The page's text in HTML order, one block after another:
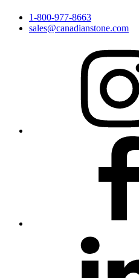
1-800-977-8663
sales@canadianstone.com